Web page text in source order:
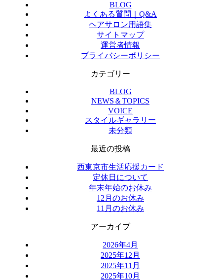
BLOG
よくある質問｜Q&A
ヘアサロン用語集
サイトマップ
運営者情報
プライバシーポリシー
カテゴリー
BLOG
NEWS＆TOPICS
VOICE
スタイルギャラリー
未分類
最近の投稿
西東京市生活応援カード
定休日について
年末年始のお休み
12月のお休み
11月のお休み
アーカイブ
2026年4月
2025年12月
2025年11月
2025年10月